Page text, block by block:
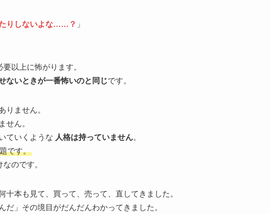
りしないよな……？ 」
要以上に怖がります。
ないときが一番怖いのと同じです。
りません。
せん。
ていくような 人格は持っていません。
です。
のです。
十本も見て、買って、売って、直してきました。
だ」その境目がだんだんわかってきました。